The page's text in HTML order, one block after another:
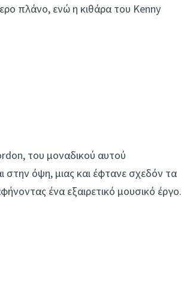
πλάνο, ενώ η κιθάρα του Kenny
του μοναδικού αυτού
όψη, μιας και έφτανε σχεδόν τα
ένα εξαιρετικό μουσικό έργο.